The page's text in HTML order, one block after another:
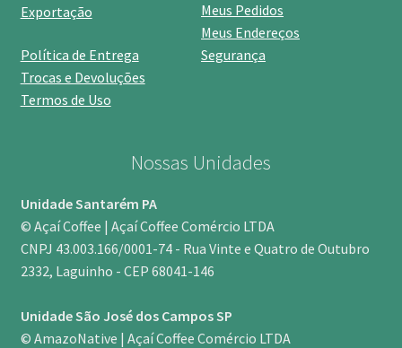
Exportação
Política de Entrega
Trocas e Devoluções
Termos de Uso
Meus Pedidos
Meus Endereços
Segurança
Nossas Unidades
Unidade Santarém PA
© Açaí Coffee | Açaí Coffee Comércio LTDA
CNPJ 43.003.166/0001-74 - Rua Vinte e Quatro de Outubro
2332, Laguinho - CEP 68041-146
Unidade São José dos Campos SP
© AmazoNative | Açaí Coffee Comércio LTDA